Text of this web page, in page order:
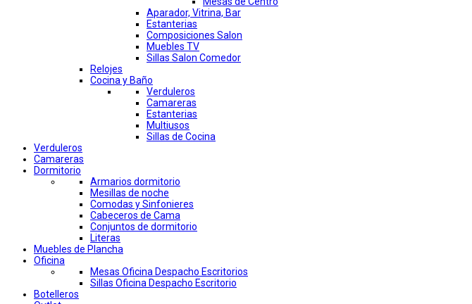
Aparador, Vitrina, Bar
Estanterias
Composiciones Salon
Muebles TV
Sillas Salon Comedor
Relojes
Cocina y Baño
Verduleros
Camareras
Estanterias
Multiusos
Sillas de Cocina
Verduleros
Camareras
Dormitorio
Armarios dormitorio
Mesillas de noche
Comodas y Sinfonieres
Cabeceros de Cama
Conjuntos de dormitorio
Literas
Muebles de Plancha
Oficina
Mesas Oficina Despacho Escritorios
Sillas Oficina Despacho Escritorio
Botelleros